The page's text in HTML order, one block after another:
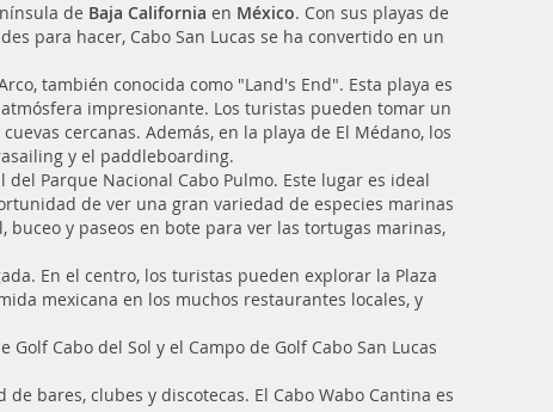
de Baja California en México. Con sus playas de
para hacer, Cabo San Lucas se ha convertido en un
también conocida como "Land's End". Esta playa es
impresionante. Los turistas pueden tomar un
cercanas. Además, en la playa de El Médano, los
y el paddleboarding.
Parque Nacional Cabo Pulmo. Este lugar es ideal
de ver una gran variedad de especies marinas
y paseos en bote para ver las tortugas marinas,
En el centro, los turistas pueden explorar la Plaza
mexicana en los muchos restaurantes locales, y
Cabo del Sol y el Campo de Golf Cabo San Lucas
bares, clubes y discotecas. El Cabo Wabo Cantina es